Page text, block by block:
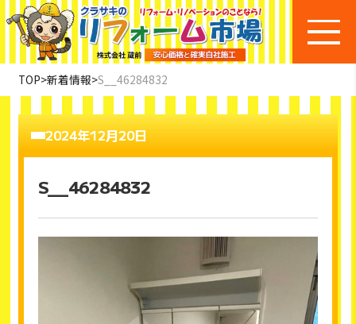
TOP>新着情報>S__46284832
2024年12月20日
S__46284832